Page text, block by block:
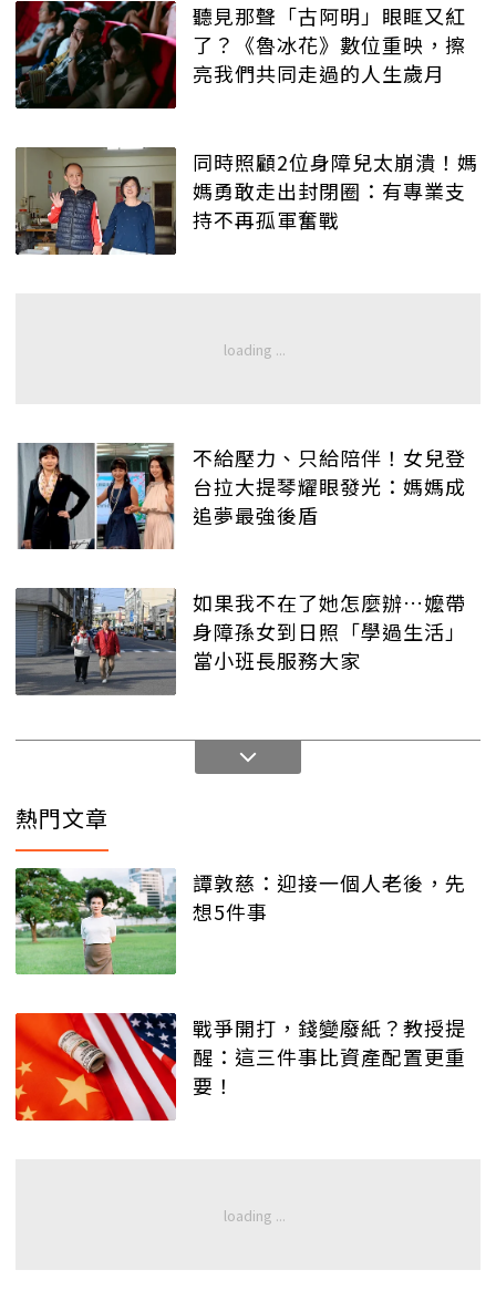
聽見那聲「古阿明」眼眶又紅
了？《魯冰花》數位重映，擦
亮我們共同走過的人生歲月
同時照顧2位身障兒太崩潰！媽
媽勇敢走出封閉圈：有專業支
持不再孤軍奮戰
不給壓力、只給陪伴！女兒登
台拉大提琴耀眼發光：媽媽成
追夢最強後盾
如果我不在了她怎麼辦…嬤帶
身障孫女到日照「學過生活」
當小班長服務大家
熱門文章
譚敦慈：迎接一個人老後，先
想5件事
戰爭開打，錢變廢紙？教授提
醒：這三件事比資產配置更重
要！